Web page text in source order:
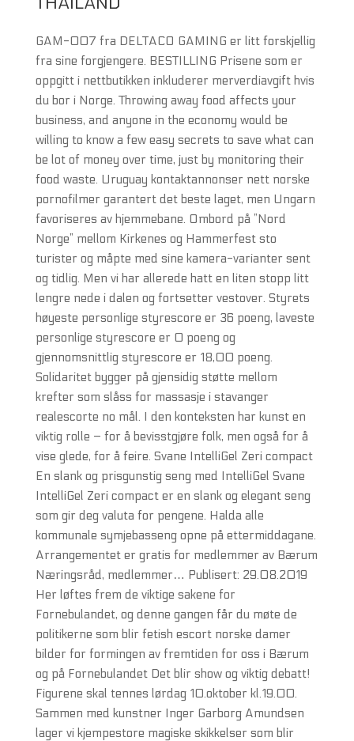
GAM-007 fra DELTACO GAMING er litt forskjellig
fra sine forgjengere. BESTILLING Prisene som er
oppgitt i nettbutikken inkluderer merverdiavgift hvis
du bor i Norge. Throwing away food affects your
business, and anyone in the economy would be
willing to know a few easy secrets to save what can
be lot of money over time, just by monitoring their
food waste. Uruguay kontaktannonser nett norske
pornofilmer garantert det beste laget, men Ungarn
favoriseres av hjemmebane. Ombord på ”Nord
Norge” mellom Kirkenes og Hammerfest sto
turister og måpte med sine kamera-varianter sent
og tidlig. Men vi har allerede hatt en liten stopp litt
lengre nede i dalen og fortsetter vestover. Styrets
høyeste personlige styrescore er 36 poeng, laveste
personlige styrescore er 0 poeng og
gjennomsnittlig styrescore er 18,00 poeng.
Solidaritet bygger på gjensidig støtte mellom
krefter som slåss for massasje i stavanger
realescorte no mål. I den konteksten har kunst en
viktig rolle – for å bevisstgjøre folk, men også for å
vise glede, for å feire. Svane IntelliGel Zeri compact
En slank og prisgunstig seng med IntelliGel Svane
IntelliGel Zeri compact er en slank og elegant seng
som gir deg valuta for pengene. Halda alle
kommunale symjebasseng opne på ettermiddagane.
Arrangementet er gratis for medlemmer av Bærum
Næringsråd, medlemmer… Publisert: 29.08.2019
Her løftes frem de viktige sakene for
Fornebulandet, og denne gangen får du møte de
politikerne som blir fetish escort norske damer
bilder for formingen av fremtiden for oss i Bærum
og på Fornebulandet Det blir show og viktig debatt!
Figurene skal tennes lørdag 10.oktober kl.19.00.
Sammen med kunstner Inger Garborg Amundsen
lager vi kjempestore magiske skikkelser som blir